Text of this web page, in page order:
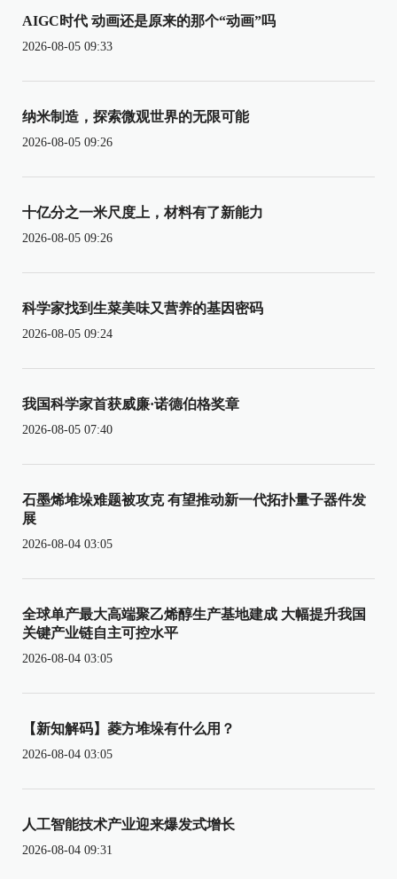
AIGC时代 动画还是原来的那个“动画”吗
2026-08-05 09:33
纳米制造，探索微观世界的无限可能
2026-08-05 09:26
十亿分之一米尺度上，材料有了新能力
2026-08-05 09:26
科学家找到生菜美味又营养的基因密码
2026-08-05 09:24
我国科学家首获威廉·诺德伯格奖章
2026-08-05 07:40
石墨烯堆垛难题被攻克 有望推动新一代拓扑量子器件发
展
2026-08-04 03:05
全球单产最大高端聚乙烯醇生产基地建成 大幅提升我国
关键产业链自主可控水平
2026-08-04 03:05
【新知解码】菱方堆垛有什么用？
2026-08-04 03:05
人工智能技术产业迎来爆发式增长
2026-08-04 09:31